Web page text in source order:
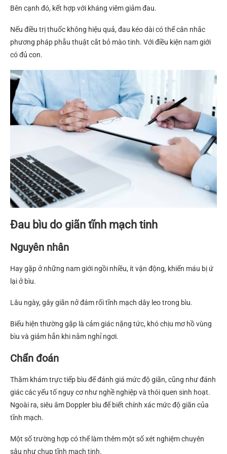
Bên cạnh đó, kết hợp với kháng viêm giảm đau.
Nếu điều trị thuốc không hiệu quả, đau kéo dài có thể cân nhắc
phương pháp phẫu thuật cắt bỏ mào tinh. Với điều kiện nam giới
có đủ con.
Đau bìu do giãn tĩnh mạch tinh
Nguyên nhân
Hay gặp ở những nam giới ngồi nhiều, ít vận động, khiến máu bị ứ
lại ở bìu.
Lâu ngày, gây giãn nở đám rối tĩnh mạch dây leo trong bìu.
Biểu hiện thường gặp là cảm giác nặng tức, khó chịu mơ hồ vùng
bìu và giảm hẳn khi nằm nghỉ ngơi.
Chẩn đoán
Thăm khám trực tiếp bìu để đánh giá mức độ giãn, cũng như đánh
giác các yếu tố nguy cơ như nghề nghiệp và thói quen sinh hoạt.
Ngoài ra, siêu âm Doppler bìu để biết chính xác mức độ giãn của
tĩnh mạch.
Một số trường hợp có thể làm thêm một số xét nghiệm chuyên
sâu như chụp tĩnh mạch tinh.